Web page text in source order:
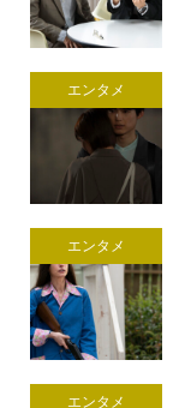
エンタメ
エンタメ
エンタメ